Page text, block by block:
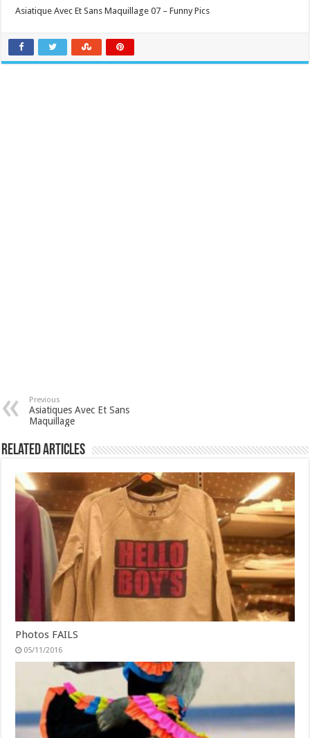
Asiatique Avec Et Sans Maquillage 07 – Funny Pics
Previous
Asiatiques Avec Et Sans
Maquillage
Related Articles
Photos FAILS
05/11/2016